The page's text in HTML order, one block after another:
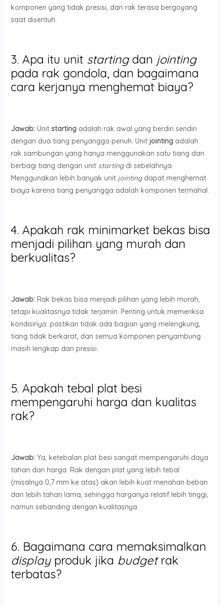
komponen yang tidak presisi, dan rak terasa bergoyang
saat disentuh.
3. Apa itu unit startingdan jointing
pada rak gondola, dan bagaimana
cara kerjanya menghemat biaya?
Jawab:Unit startingadalah rak awal yang berdiri sendiri
dengan dua tiang penyangga penuh. Unit jointingadalah
rak sambungan yang hanya menggunakan satu tiang dan
berbagi tiang dengan unit startingdi sebelahnya.
Menggunakan lebih banyak unit jointingdapat menghemat
biaya karena tiang penyangga adalah komponen termahal.
4. Apakah rak minimarket bekas bisa
menjadi pilihan yang murah dan
berkualitas?
Jawab:Rak bekas bisa menjadi pilihan yang lebih murah,
tetapi kualitasnya tidak terjamin. Penting untuk memeriksa
kondisinya: pastikan tidak ada bagian yang melengkung,
tiang tidak berkarat, dan semua komponen penyambung
masih lengkap dan presisi.
5. Apakah tebal plat besi
mempengaruhi harga dan kualitas
rak?
Jawab:Ya, ketebalan plat besi sangat mempengaruhi daya
tahan dan harga. Rak dengan plat yang lebih tebal
(misalnya 0,7 mm ke atas) akan lebih kuat menahan beban
dan lebih tahan lama, sehingga harganya relatif lebih tinggi,
namun sebanding dengan kualitasnya.
6. Bagaimana cara memaksimalkan
displayproduk jika budgetrak
terbatas?